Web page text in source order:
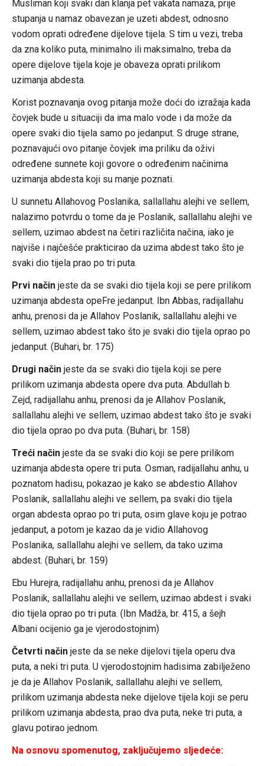
Musliman koji svaki dan klanja pet vakata namaza, prije
stupanja u namaz obavezan je uzeti abdest, odnosno
vodom oprati određene dijelove tijela. S tim u vezi, treba
da zna koliko puta, minimalno ili maksimalno, treba da
opere dijelove tijela koje je obaveza oprati prilikom
uzimanja abdesta.
Korist poznavanja ovog pitanja može doći do izražaja kada
čovjek bude u situaciji da ima malo vode i da može da
opere svaki dio tijela samo po jedanput. S druge strane,
poznavajući ovo pitanje čovjek ima priliku da oživi
određene sunnete koji govore o određenim načinima
uzimanja abdesta koji su manje poznati.
U sunnetu Allahovog Poslanika, sallallahu alejhi ve sellem,
nalazimo potvrdu o tome da je Poslanik, sallallahu alejhi ve
sellem, uzimao abdest na četiri različita načina, iako je
najviše i najčešće prakticirao da uzima abdest tako što je
svaki dio tijela prao po tri puta.
Prvi načinjeste da se svaki dio tijela koji se pere prilikom
uzimanja abdesta opeFre jedanput. Ibn Abbas, radijallahu
anhu, prenosi da je Allahov Poslanik, sallallahu alejhi ve
sellem, uzimao abdest tako što je svaki dio tijela oprao po
jedanput. (Buhari, br. 175)
Drugi načinjeste da se svaki dio tijela koji se pere
prilikom uzimanja abdesta opere dva puta. Abdullah b.
Zejd, radijallahu anhu, prenosi da je Allahov Poslanik,
sallallahu alejhi ve sellem, uzimao abdest tako što je svaki
dio tijela oprao po dva puta. (Buhari, br. 158)
Treći načinjeste da se svaki dio koji se pere prilikom
uzimanja abdesta opere tri puta. Osman, radijallahu anhu, u
poznatom hadisu, pokazao je kako se abdestio Allahov
Poslanik, sallallahu alejhi ve sellem, pa svaki dio tijela
organ abdesta oprao po tri puta, osim glave koju je potrao
jedanput, a potom je kazao da je vidio Allahovog
Poslanika, sallallahu alejhi ve sellem, da tako uzima
abdest. (Buhari, br. 159)
Ebu Hurejra, radijallahu anhu, prenosi da je Allahov
Poslanik, sallallahu alejhi ve sellem, uzimao abdest i svaki
dio tijela oprao po tri puta. (Ibn Madža, br. 415, a šejh
Albani ocijenio ga je vjerodostojnim)
Četvrti načinjeste da se neke dijelovi tijela operu dva
puta, a neki tri puta. U vjerodostojnim hadisima zabilježeno
je da je Allahov Poslanik, sallallahu alejhi ve sellem,
prilikom uzimanja abdesta neke dijelove tijela koji se peru
prilikom uzimanja abdesta, prao dva puta, neke tri puta, a
glavu potirao jednom.
Na osnovu spomenutog, zaključujemo sljedeće: